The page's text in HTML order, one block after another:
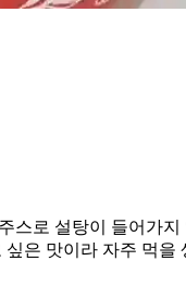
스로 설탕이 들어가
은 맛이라 자주 먹을